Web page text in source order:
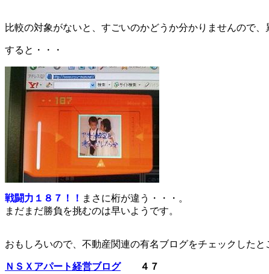
比較の対象がないと、すごいのかどうか分かりませんので
すると・・・
戦闘力１８７！！ まさに桁が違う・・・。
まだまだ勝負を挑むのは早いようです。
おもしろいので、不動産関連の有名ブログをチェックしたと
ＮＳＸアパート経営ブログ ４７